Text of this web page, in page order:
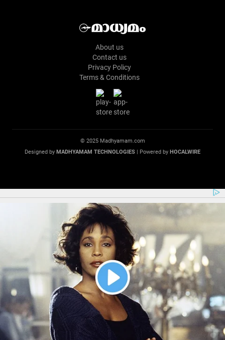
About us
Contact us
Privacy Policy
Terms & Conditions
© 2025 Madhyamam.com
Designed by MADHYAMAM TECHNOLOGIES | Powered by HOCALWIRE